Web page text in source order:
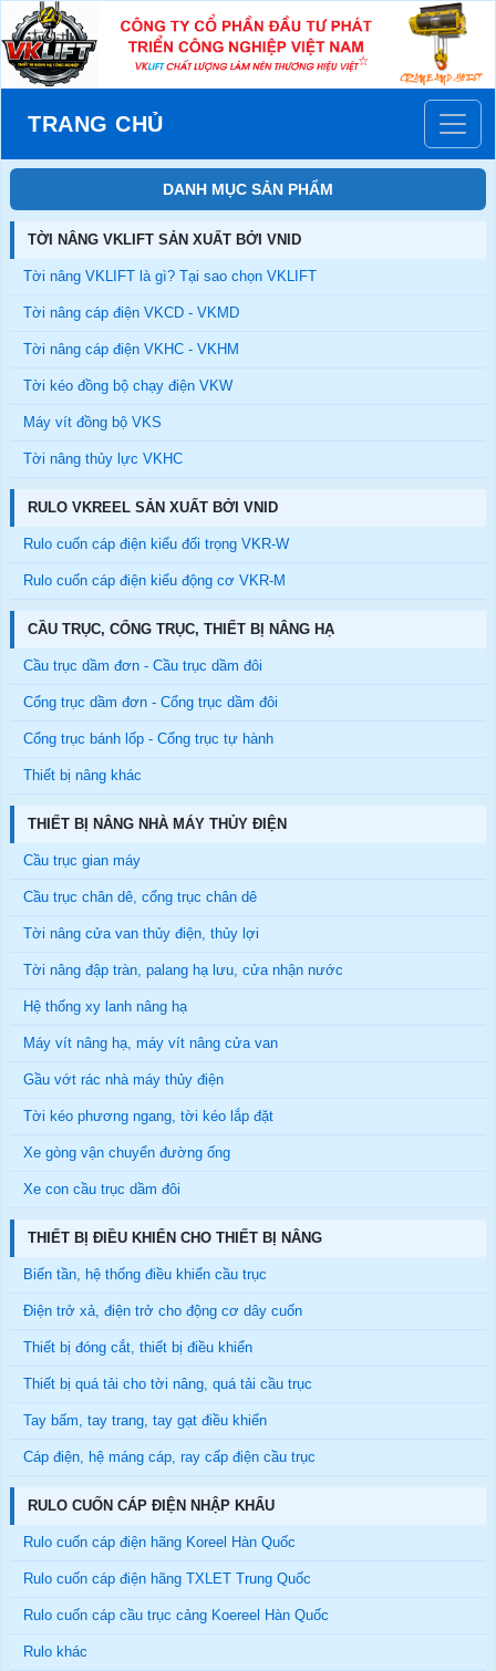
TRANG CHỦ
DANH MỤC SẢN PHẨM
TỜI NÂNG VKLIFT SẢN XUẤT BỞI VNID
Tời nâng VKLIFT là gì? Tại sao chọn VKLIFT
Tời nâng cáp điện VKCD - VKMD
Tời nâng cáp điện VKHC - VKHM
Tời kéo đồng bộ chạy điện VKW
Máy vít đồng bộ VKS
Tời nâng thủy lực VKHC
RULO VKREEL SẢN XUẤT BỞI VNID
Rulo cuốn cáp điện kiểu đối trọng VKR-W
Rulo cuốn cáp điện kiểu động cơ VKR-M
CẦU TRỤC, CỔNG TRỤC, THIẾT BỊ NÂNG HẠ
Cầu trục dầm đơn - Cầu trục dầm đôi
Cổng trục dầm đơn - Cổng trục dầm đôi
Cổng trục bánh lốp - Cổng trục tự hành
Thiết bị nâng khác
THIẾT BỊ NÂNG NHÀ MÁY THỦY ĐIỆN
Cầu trục gian máy
Cầu trục chân dê, cổng trục chân dê
Tời nâng cửa van thủy điện, thủy lợi
Tời nâng đập tràn, palang hạ lưu, cửa nhận nước
Hệ thống xy lanh nâng hạ
Máy vít nâng hạ, máy vít nâng cửa van
Gầu vớt rác nhà máy thủy điện
Tời kéo phương ngang, tời kéo lắp đặt
Xe gòng vận chuyển đường ống
Xe con cầu trục dầm đôi
THIẾT BỊ ĐIỀU KHIỂN CHO THIẾT BỊ NÂNG
Biến tần, hệ thống điều khiển cầu trục
Điện trở xả, điện trở cho động cơ dây cuốn
Thiết bị đóng cắt, thiết bị điều khiển
Thiết bị quá tải cho tời nâng, quá tải cầu trục
Tay bấm, tay trang, tay gạt điều khiển
Cáp điện, hệ máng cáp, ray cấp điện cầu trục
RULO CUỐN CÁP ĐIỆN NHẬP KHẨU
Rulo cuốn cáp điện hãng Koreel Hàn Quốc
Rulo cuốn cáp điện hãng TXLET Trung Quốc
Rulo cuốn cáp cầu trục cảng Koereel Hàn Quốc
Rulo khác